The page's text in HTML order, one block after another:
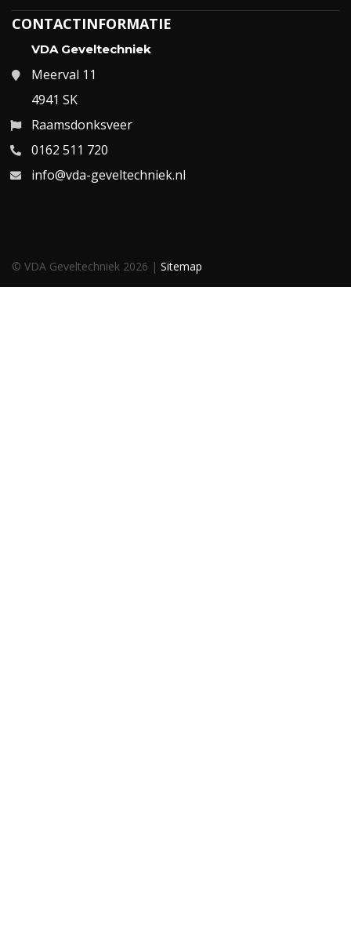
CONTACTINFORMATIE
VDA Geveltechniek
Meerval 11
4941 SK
Raamsdonksveer
0162 511 720
info@vda-geveltechniek.nl
© VDA Geveltechniek 2026 | Sitemap